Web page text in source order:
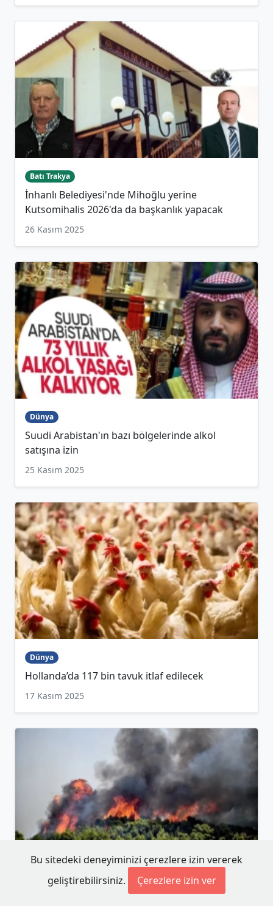
Batı Trakya
İnhanlı Belediyesi'nde Mihoğlu yerine
Kutsomihalis 2026'da da başkanlık yapacak
26 Kasım 2025
Dünya
Suudi Arabistan'ın bazı bölgelerinde alkol
satışına izin
25 Kasım 2025
Dünya
Hollanda’da 117 bin tavuk itlaf edilecek
17 Kasım 2025
Batı Trakya
Bu sitedeki deneyiminizi çerezlere izin vererek
geliştirebilirsiniz.
Çerezlere izin ver